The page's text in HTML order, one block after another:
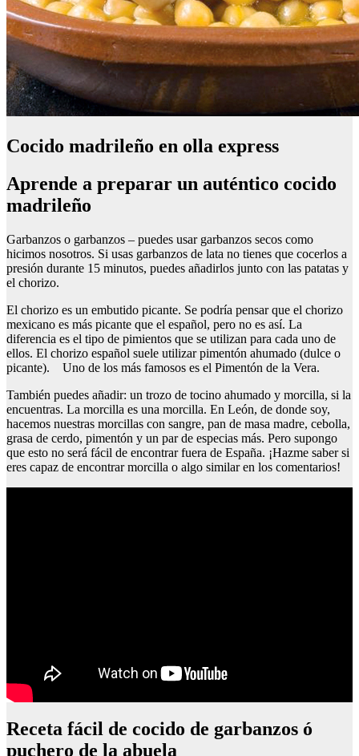
Cocido madrileño en olla express
Aprende a preparar un auténtico cocido
madrileño
Garbanzos o garbanzos – puedes usar garbanzos secos como
hicimos nosotros. Si usas garbanzos de lata no tienes que cocerlos a
presión durante 15 minutos, puedes añadirlos junto con las patatas y
el chorizo.
El chorizo es un embutido picante. Se podría pensar que el chorizo
mexicano es más picante que el español, pero no es así. La
diferencia es el tipo de pimientos que se utilizan para cada uno de
ellos. El chorizo español suele utilizar pimentón ahumado (dulce o
picante). Uno de los más famosos es el Pimentón de la Vera.
También puedes añadir: un trozo de tocino ahumado y morcilla, si la
encuentras. La morcilla es una morcilla. En León, de donde soy,
hacemos nuestras morcillas con sangre, pan de masa madre, cebolla,
grasa de cerdo, pimentón y un par de especias más. Pero supongo
que esto no será fácil de encontrar fuera de España. ¡Hazme saber si
eres capaz de encontrar morcilla o algo similar en los comentarios!
Receta fácil de cocido de garbanzos ó
puchero de la abuela